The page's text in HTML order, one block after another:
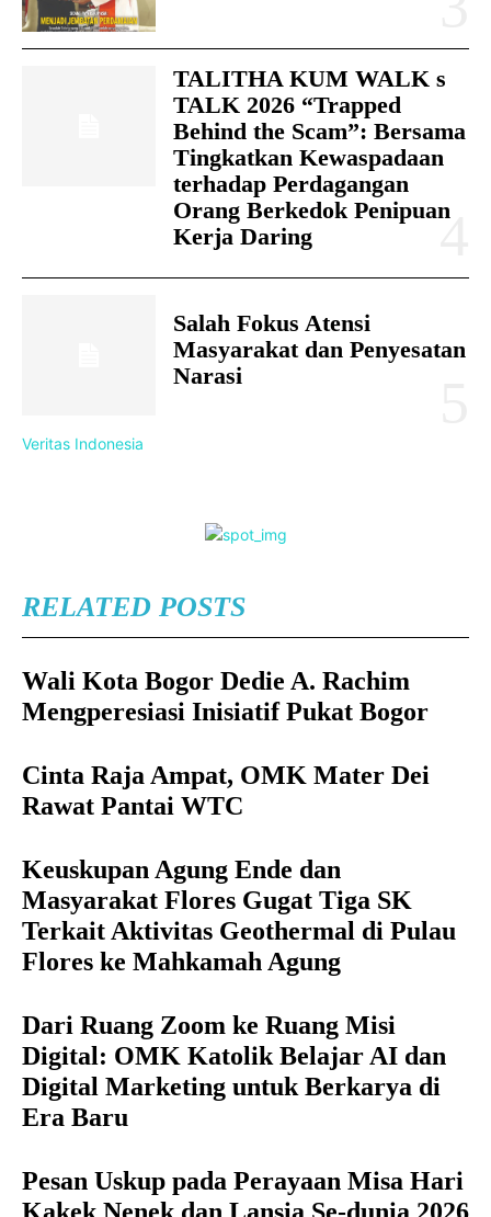
TALITHA KUM WALK s
TALK 2026 “Trapped
Behind the Scam”: Bersama
Tingkatkan Kewaspadaan
terhadap Perdagangan
Orang Berkedok Penipuan
Kerja Daring
Salah Fokus Atensi
Masyarakat dan Penyesatan
Narasi
Veritas Indonesia
RELATED POSTS
Wali Kota Bogor Dedie A. Rachim
Mengperesiasi Inisiatif Pukat Bogor
Cinta Raja Ampat, OMK Mater Dei
Rawat Pantai WTC
Keuskupan Agung Ende dan
Masyarakat Flores Gugat Tiga SK
Terkait Aktivitas Geothermal di Pulau
Flores ke Mahkamah Agung
Dari Ruang Zoom ke Ruang Misi
Digital: OMK Katolik Belajar AI dan
Digital Marketing untuk Berkarya di
Era Baru
Pesan Uskup pada Perayaan Misa Hari